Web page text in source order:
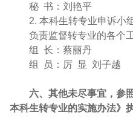
秘 书：刘艳平
2. 本科生转专业申诉小
负责监督转专业的各个
组
长：蔡丽丹
组
员：厉 显 刘子越
六、其他未尽事宜，参
本科生转专业的实施办法》执